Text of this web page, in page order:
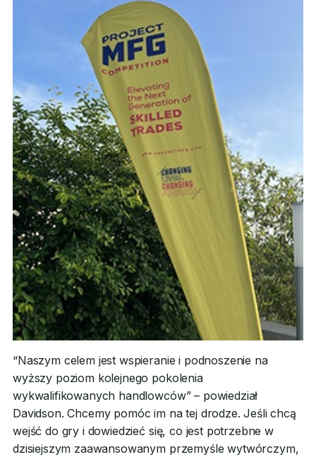
“Naszym celem jest wspieranie i podnoszenie na
wyższy poziom kolejnego pokolenia
wykwalifikowanych handlowców” – powiedział
Davidson. Chcemy pomóc im na tej drodze. Jeśli chcą
wejść do gry i dowiedzieć się, co jest potrzebne w
dzisiejszym zaawansowanym przemyśle wytwórczym,